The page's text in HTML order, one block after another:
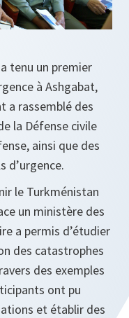
tenu un premier
à Ashgabat,
a rassemblé des
la Défense civile
ainsi que des
d’urgence.
le Turkménistan
un ministère des
a permis d’étudier
des catastrophes
des exemples
ont pu
et établir des